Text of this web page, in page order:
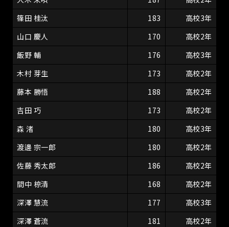
篠田 桂汰
183
高校3年
山口 慶人
170
高校2年
飯野 輔
176
高校3年
木村 芽生
173
高校2年
藤本 勝悟
188
高校2年
吉田 巧
173
高校2年
森 渚
180
高校3年
渡邊 宗一郎
180
高校2年
佐藤 秀太郎
186
高校2年
間中 椋清
168
高校2年
深澤 慧流
177
高校3年
深澤 蒼流
181
高校2年